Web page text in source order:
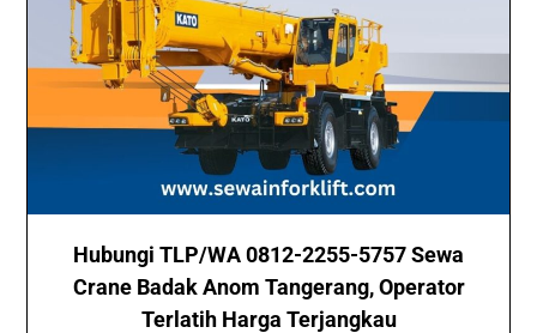
Hubungi TLP/WA 0812-2255-5757 Sewa
Crane Badak Anom Tangerang, Operator
Terlatih Harga Terjangkau